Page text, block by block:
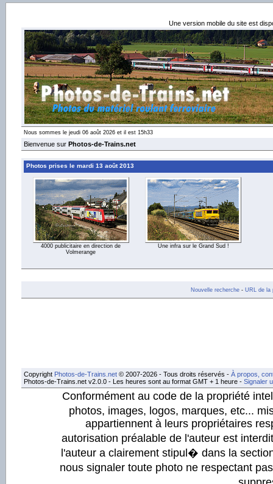
Une version mobile du site est
Nous sommes le jeudi 06 août 2026 et il est 15h33
Bienvenue sur Photos-de-Trains.net
Photos prises le mardi 13 août 2013
4000 publicitaire en direction de
Volmerange
Une infra sur le Grand Sud !
Nouvelle recherche- URL de la
Copyright Photos-de-Trains.net © 2007-2026 - Tous droits réservés - À propos,
Photos-de-Trains.net v2.0.0 - Les heures sont au format GMT + 1 heure - Signaler
Conformément au code de la propriété
photos, images, logos, marques, etc...
appartiennent à leurs propriétaires
autorisation préalable de l'auteur est
l'auteur a clairement stipul� dans la
nous signaler toute photo ne respectant